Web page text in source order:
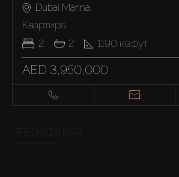
Dubai Marina
Квартира
2
2 1190 кв.фут
AED 3,950,000